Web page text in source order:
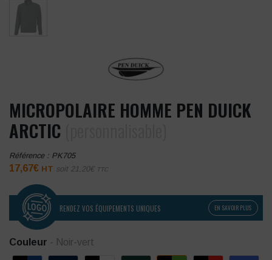
MICROPOLAIRE HOMME PEN DUICK
ARCTIC
Référence : PK705
17,67€ HT soit 21,20€ TTC
RENDEZ VOS ÉQUIPEMENTS UNIQUES EN SAVOIR PLUS
Couleur - Noir-vert